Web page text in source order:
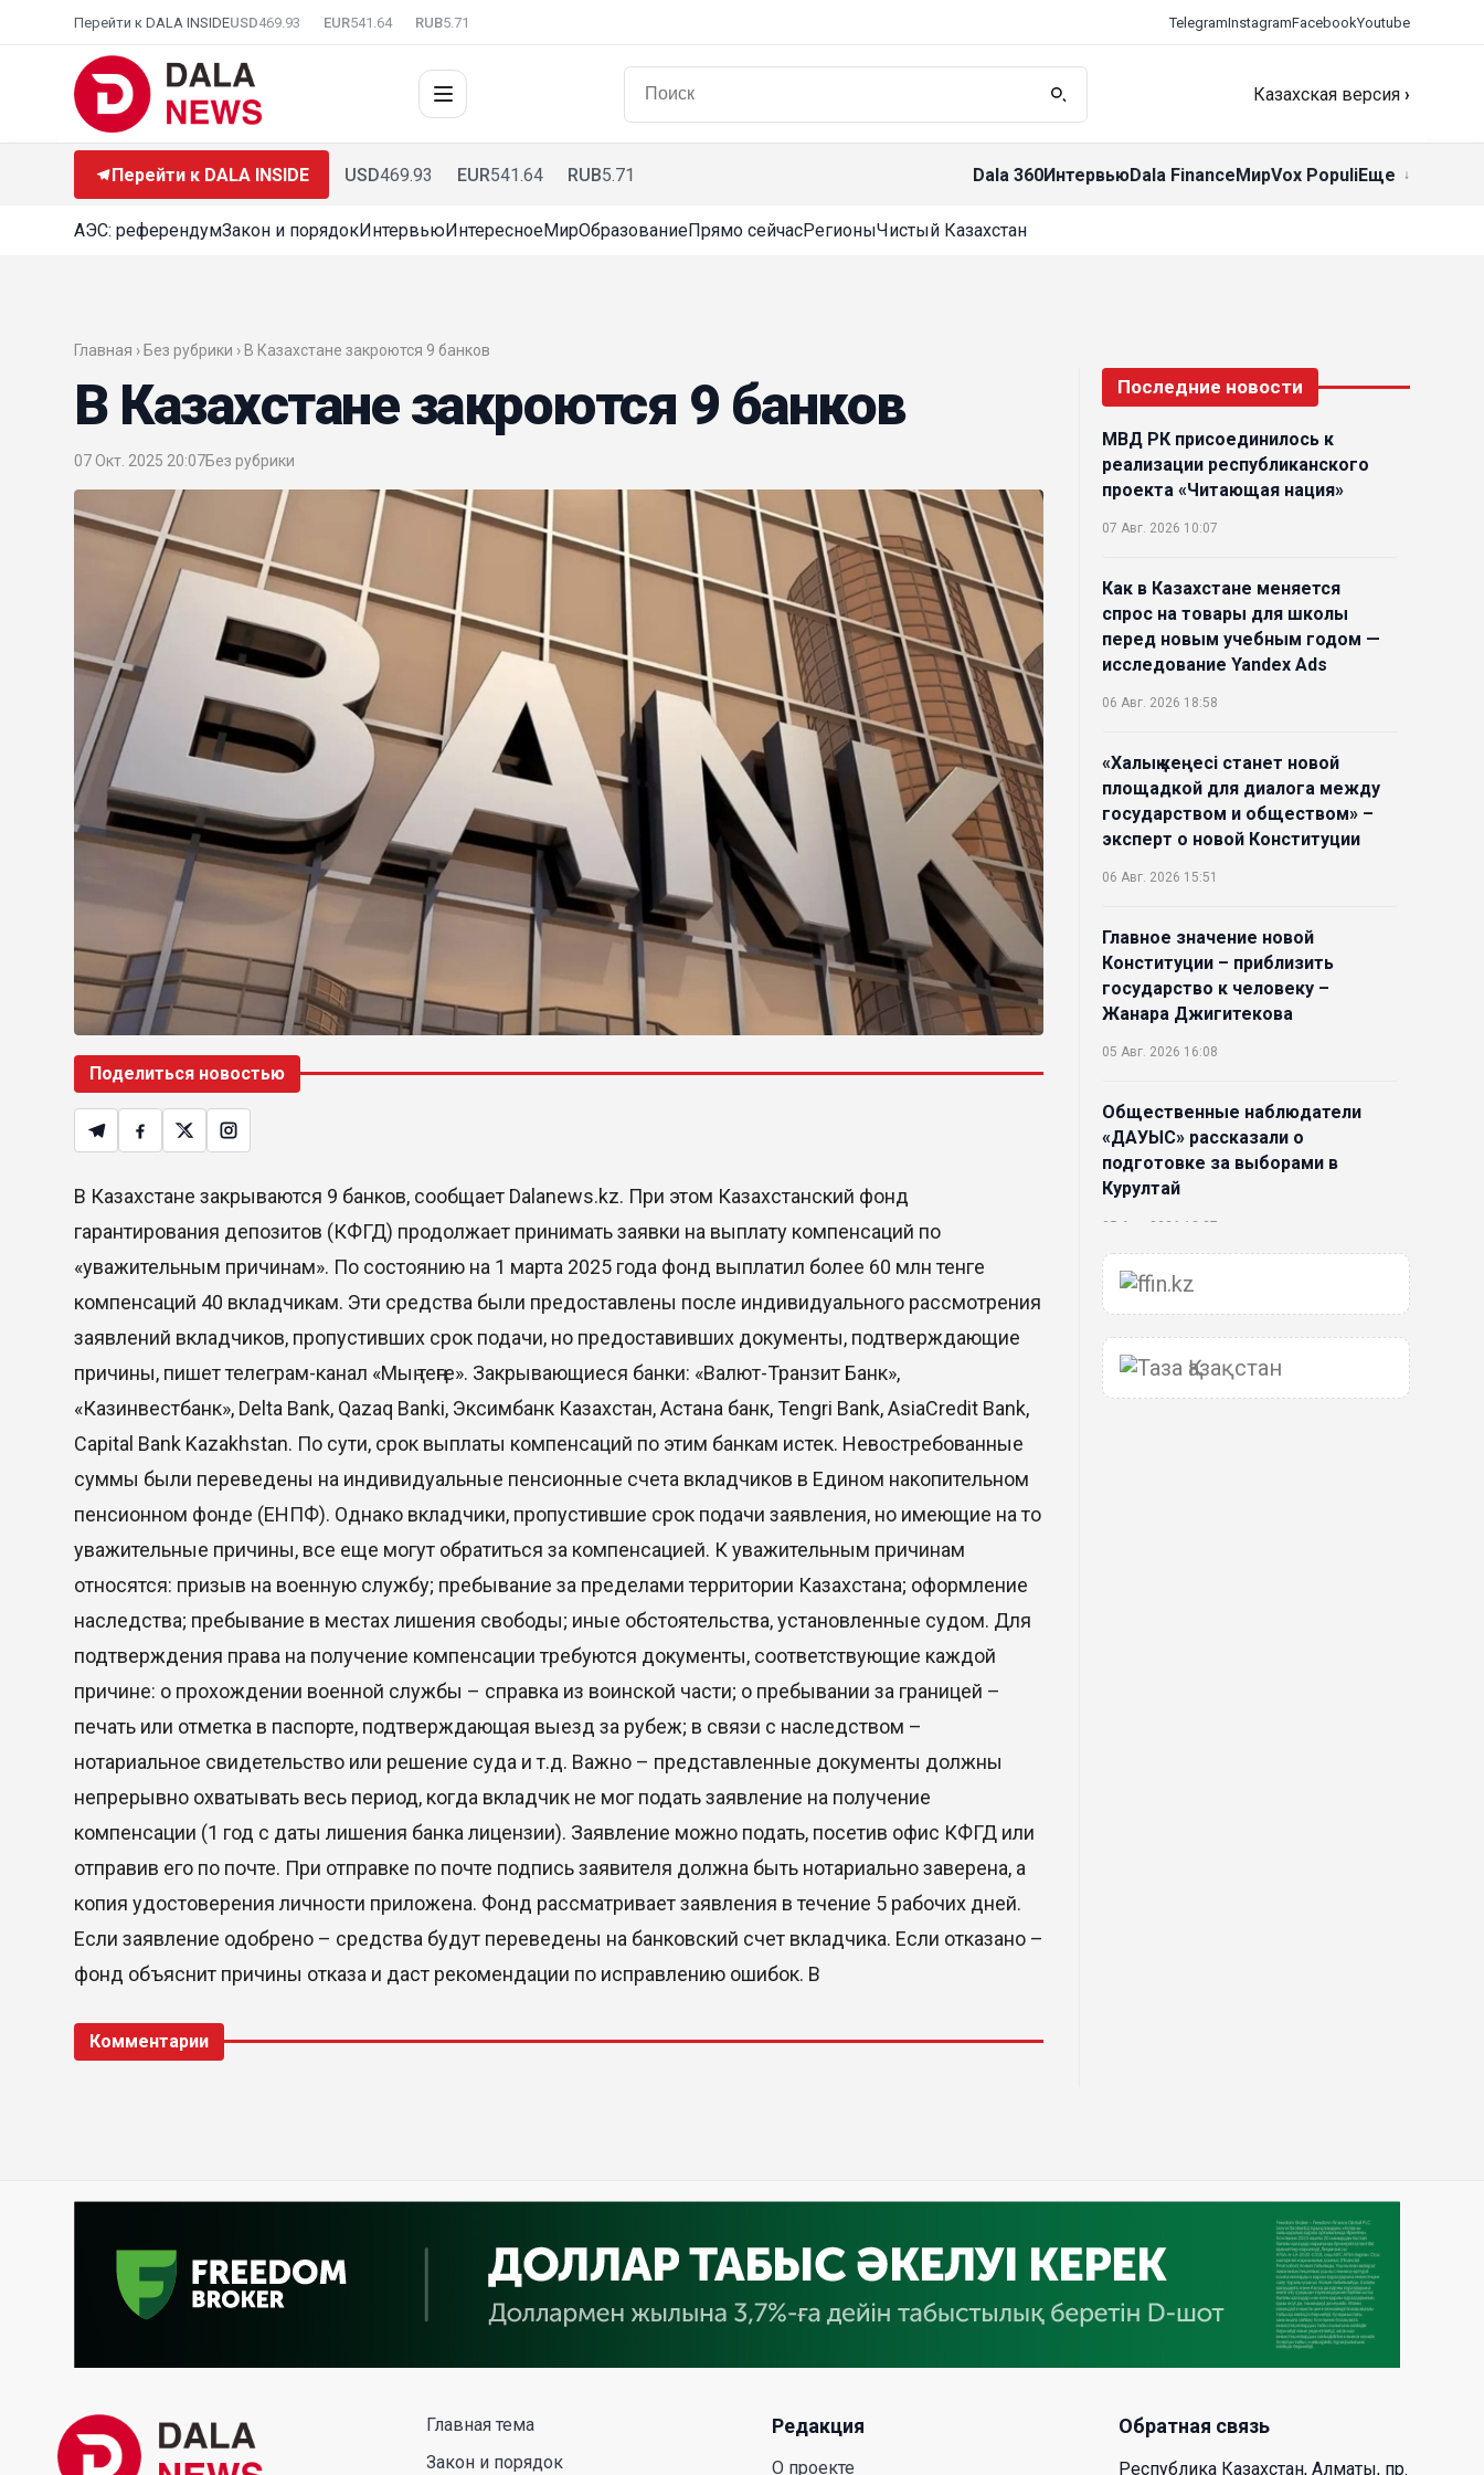
Перейти к DALA INSIDEUSD469.93 EUR541.64 RUB5.71 TelegramInstagramFacebookYoutube
Казахская версия ›
Перейти к DALA INSIDE USD469.93 EUR541.64 RUB5.71 Dala 360ИнтервьюDala FinanceМирVox PopuliЕще
АЭС: референдумЗакон и порядокИнтервьюИнтересноеМирОбразованиеПрямо сейчасРегионыЧистый Казахстан
Главная › Без рубрики › В Казахстане закроются 9 банков
В Казахстане закроются 9 банков
07 Окт. 2025 20:07Без рубрики
Поделиться новостью
В Казахстане закрываются 9 банков, сообщает Dalanews.kz. При этом Казахстанский фонд
гарантирования депозитов (КФГД) продолжает принимать заявки на выплату компенсаций по
«уважительным причинам». По состоянию на 1 марта 2025 года фонд выплатил более 60 млн тенге
компенсаций 40 вкладчикам. Эти средства были предоставлены после индивидуального рассмотрения
заявлений вкладчиков, пропустивших срок подачи, но предоставивших документы, подтверждающие
причины, пишет телеграм-канал «Мың теңге». Закрывающиеся банки: «Валют-Транзит Банк»,
«Казинвестбанк», Delta Bank, Qazaq Banki, Эксимбанк Казахстан, Астана банк, Tengri Bank, AsiaCredit Bank,
Capital Bank Kazakhstan. По сути, срок выплаты компенсаций по этим банкам истек. Невостребованные
суммы были переведены на индивидуальные пенсионные счета вкладчиков в Едином накопительном
пенсионном фонде (ЕНПФ). Однако вкладчики, пропустившие срок подачи заявления, но имеющие на то
уважительные причины, все еще могут обратиться за компенсацией. К уважительным причинам
относятся: призыв на военную службу; пребывание за пределами территории Казахстана; оформление
наследства; пребывание в местах лишения свободы; иные обстоятельства, установленные судом. Для
подтверждения права на получение компенсации требуются документы, соответствующие каждой
причине: о прохождении военной службы – справка из воинской части; о пребывании за границей –
печать или отметка в паспорте, подтверждающая выезд за рубеж; в связи с наследством –
нотариальное свидетельство или решение суда и т.д. Важно – представленные документы должны
непрерывно охватывать весь период, когда вкладчик не мог подать заявление на получение
компенсации (1 год с даты лишения банка лицензии). Заявление можно подать, посетив офис КФГД или
отправив его по почте. При отправке по почте подпись заявителя должна быть нотариально заверена, а
копия удостоверения личности приложена. Фонд рассматривает заявления в течение 5 рабочих дней.
Если заявление одобрено – средства будут переведены на банковский счет вкладчика. Если отказано –
фонд объяснит причины отказа и даст рекомендации по исправлению ошибок. В
Комментарии
Последние новости
МВД РК присоединилось к
реализации республиканского
проекта «Читающая нация»
07 Авг. 2026 10:07
Как в Казахстане меняется
спрос на товары для школы
перед новым учебным годом —
исследование Yandex Ads
06 Авг. 2026 18:58
«Халық кеңесі станет новой
площадкой для диалога между
государством и обществом» –
эксперт о новой Конституции
06 Авг. 2026 15:51
Главное значение новой
Конституции – приблизить
государство к человеку –
Жанара Джигитекова
05 Авг. 2026 16:08
Общественные наблюдатели
«ДАУЫС» рассказали о
подготовке за выборами в
Курултай
05 Авг. 2026 12:27
Новая глава для Xiaomi EV:
Xiaomi представила техническую
архитектуру Xiaomi Kunlun и
серию Xiaomi SkyNomad
04 Авг. 2026 18:35
HONOR расширяет стратегию
бизнеса и переходит к развитию
экосистемы устройств с
Новые ориентиры
Главная тема
Закон и порядок
Редакция
О проекте
Обратная связь
Республика Казахстан, Алматы, пр.